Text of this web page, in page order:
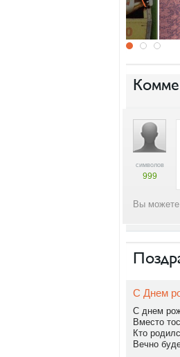
символов
999
Вы можете
С Днем
С днем
Вместо
Кто
Вечно